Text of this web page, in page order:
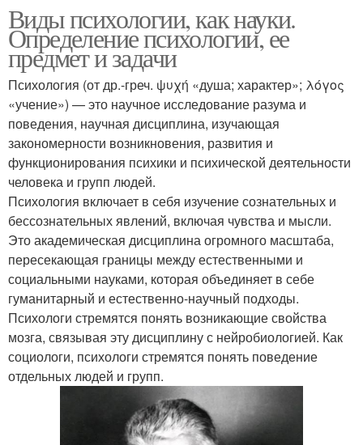
Виды психологии, как науки.
Определение психологии, ее
предмет и задачи
Психология (от др.-греч. ψυχή «душа; характер»; λόγος
«учение») — это научное исследование разума и
поведения, научная дисциплина, изучающая
закономерности возникновения, развития и
функционирования психики и психической деятельности
человека и групп людей.
Психология включает в себя изучение сознательных и
бессознательных явлений, включая чувства и мысли.
Это академическая дисциплина огромного масштаба,
пересекающая границы между естественными и
социальными науками, которая объединяет в себе
гуманитарный и естественно-научный подходы.
Психологи стремятся понять возникающие свойства
мозга, связывая эту дисциплину с нейробиологией. Как
социологи, психологи стремятся понять поведение
отдельных людей и групп.